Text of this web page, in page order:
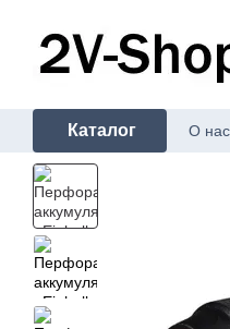
Каталог О нас